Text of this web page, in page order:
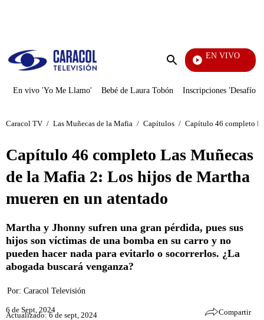
Enviar
EN VIVO
Yo
En vivo 'Yo Me Llamo' Bebé de Laura Tobón Inscripciones 'Desafío'
Caracol TV / Las Muñecas de la Mafia / Capítulos / Capítulo 46 completo
Capítulo 46 completo Las Muñecas
de la Mafia 2: Los hijos de Martha
mueren en un atentado
Martha y Jhonny sufren una gran pérdida, pues sus
hijos son víctimas de una bomba en su carro y no
pueden hacer nada para evitarlo o socorrerlos. ¿La
abogada buscará venganza?
Por: Caracol Televisión
6 de Sept, 2024
Actualizado: 6 de sept, 2024 Compartir